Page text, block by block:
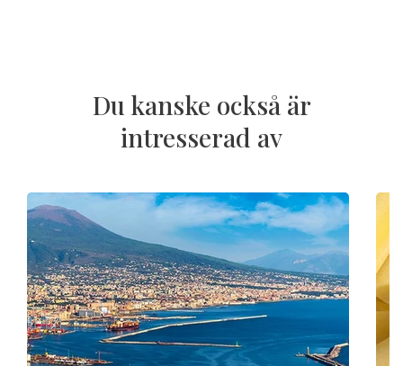
Du kanske också är
intresserad av